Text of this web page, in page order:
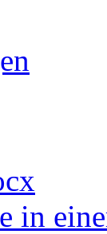
in